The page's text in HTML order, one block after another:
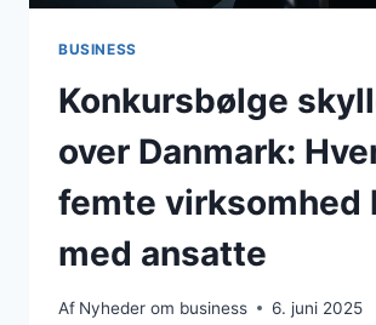
BUSINESS
Konkursbølge
over Danmark:
femte virksomhed
med ansatte
Af Nyheder om business 6. juni 2025